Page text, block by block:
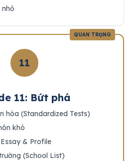
QUAN TRỌNG
11
11: Bứt phá
hóa (Standardized Tests)
khó
& Profile
(School List)